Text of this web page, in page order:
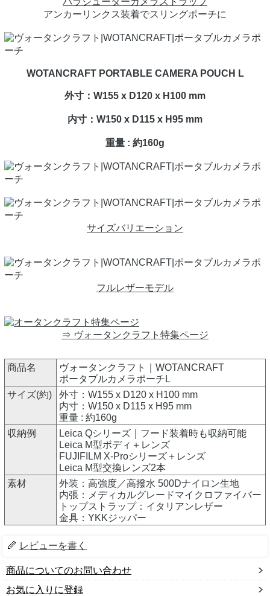
アンカーリンクス装着でスリングポーチに
WOTANCRAFT PORTABLE CAMERA POUCH L
外寸：W155 x D120 x H100 mm
内寸：W150 x D115 x H95 mm
重量 : 約160g
サイズバリエーション
フルレザーモデル
⇒ ヴォータンクラフト特集ページ
商品名
ヴォータンクラフト｜WOTANCRAFT
ポータブルカメラポーチL
サイズ(約)
外寸：W155 x D120 x H100 mm
内寸：W150 x D115 x H95 mm
重量 : 約160g
収納例
Leica Qシリーズ｜フード装着時も収納可能
Leica M型ボディ＋レンズ
FUJIFILM X-Proシリーズ＋レンズ
Leica M型交換レンズ2本
素材
外装：高強度／高撥水 500Dナイロン生地
内張：メディカルグレードマイクロファイバー
トップストラップ：イタリアンレザー
金具：YKKジッパー
レビューを書く
商品についてのお問い合わせ
お気に入りに登録